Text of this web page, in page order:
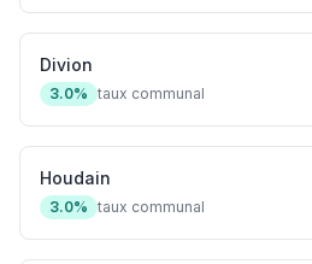
Divion
3.0% taux communal
Houdain
3.0% taux communal